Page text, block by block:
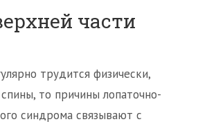
части
трудится физически,
то причины лопаточно-
синдрома связывают с